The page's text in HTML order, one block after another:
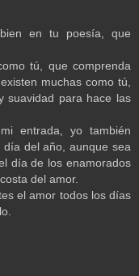
en tu poesía, que
tú, que comprenda
muchas como tú,
suavidad para hace las
entrada, yo también
del año, aunque sea
día de los enamorados
del amor.
el amor todos los días